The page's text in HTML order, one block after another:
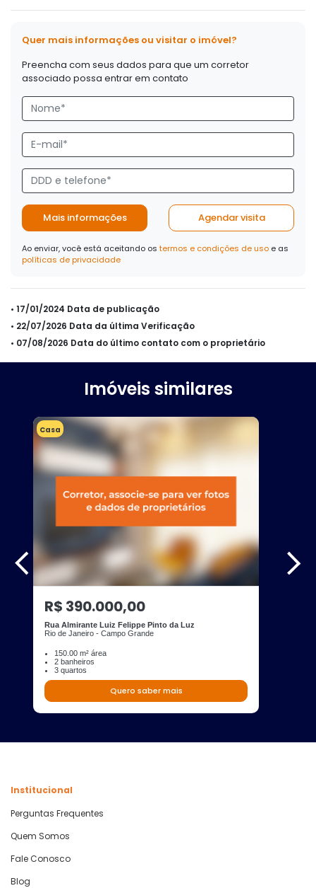
Quer mais informações ou visitar o imóvel?
Preencha com seus dados para que um corretor
associado possa entrar em contato
Mais informações Agendar visita
Ao enviar, você está aceitando os termos e condições de uso e as
políticas de privacidade
• 17/01/2024 Data de publicação
• 22/07/2026 Data da última Verificação
• 07/08/2026 Data do último contato com o proprietário
Imóveis similares
Casa
R$ 390.000,00
Rua Almirante Luiz Felippe Pinto da Luz
Rio de Janeiro - Campo Grande
150.00 m² área
2 banheiros
3 quartos
Quero saber mais
Institucional
Perguntas Frequentes
Quem Somos
Fale Conosco
Blog